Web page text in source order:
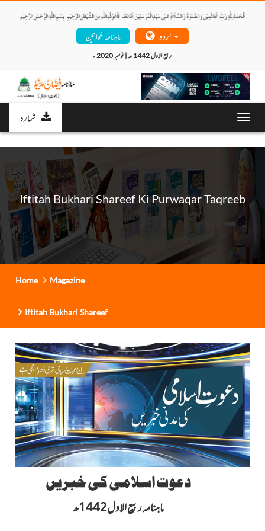
ماہنامہ خواتین
ربیع الاول 1442 ھ | نومبر 2020 ء
شمارہ
Iftitah Bukhari Shareef Ki Purwaqar Taqreeb
Home Magazine
Iftitah Bukhari Shareef
دعوت اسلامی کی خبریں
ماہنامہ ربیع الاول1442ھ